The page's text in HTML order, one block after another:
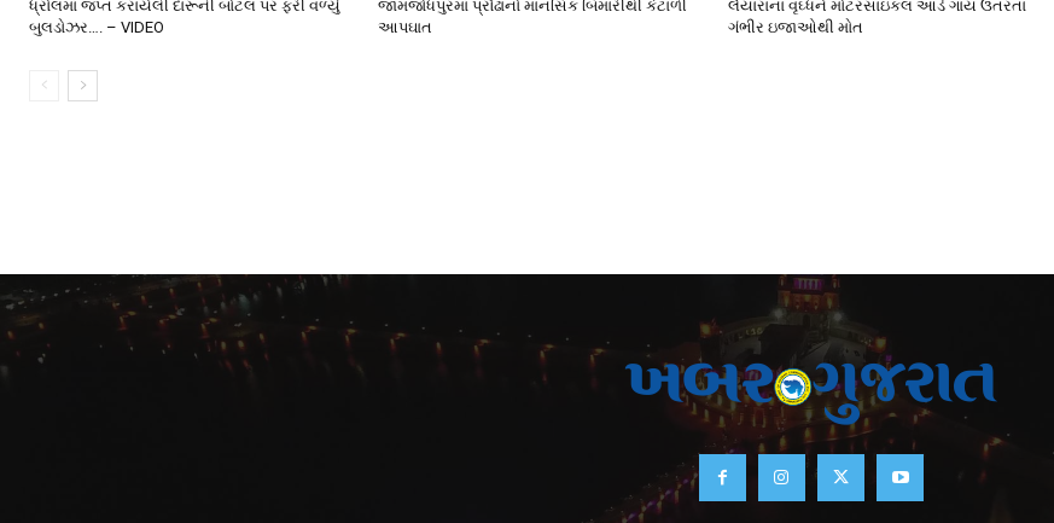
ધ્રોલમાં જપ્ત કરાયેલી દારૂની બોટલ પર ફરી વળ્યું
બુલડોઝર…. – VIDEO
જામજોધપુરમાં પ્રૌઢાનો માનસિક બિમારીથી કંટાળી
આપઘાત
લૈયારાના વૃઘ્ધને મોટરસાઇકલ આડે ગાય ઉતરતા
ગંભીર ઇજાઓથી મોત